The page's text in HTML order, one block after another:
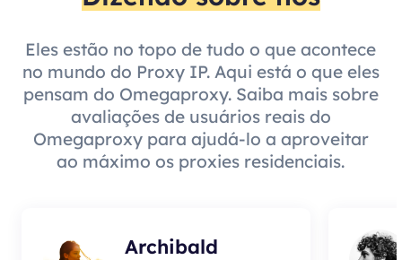
Eles estão no topo de tudo o que acontece
no mundo do Proxy IP. Aqui está o que eles
pensam do Omegaproxy. Saiba mais sobre
avaliações de usuários reais do
Omegaproxy para ajudá-lo a aproveitar
ao máximo os proxies residenciais.
Archibald